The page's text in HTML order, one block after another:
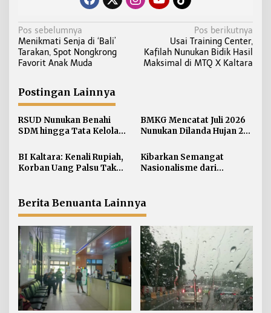
N
a
v
g
a
s
i
o
Pos sebelumnya
Menikmati Senja di ‘Bali’
Tarakan, Spot Nongkrong
Favorit Anak Muda
Pos berikutnya
Usai Training Center,
Kafilah Nunukan Bidik Hasil
Maksimal di MTQ X Kaltara
Postingan Lainnya
RSUD Nunukan Benahi
SDM hingga Tata Kelola
BMKG Mencatat Juli 2026
Nunukan Dilanda Hujan 23
BI Kaltara: Kenali Rupiah,
Korban Uang Palsu Tak
Kibarkan Semangat
Nasionalisme dari
Dibentangkan di Sebatik
Berita Benuanta Lainnya